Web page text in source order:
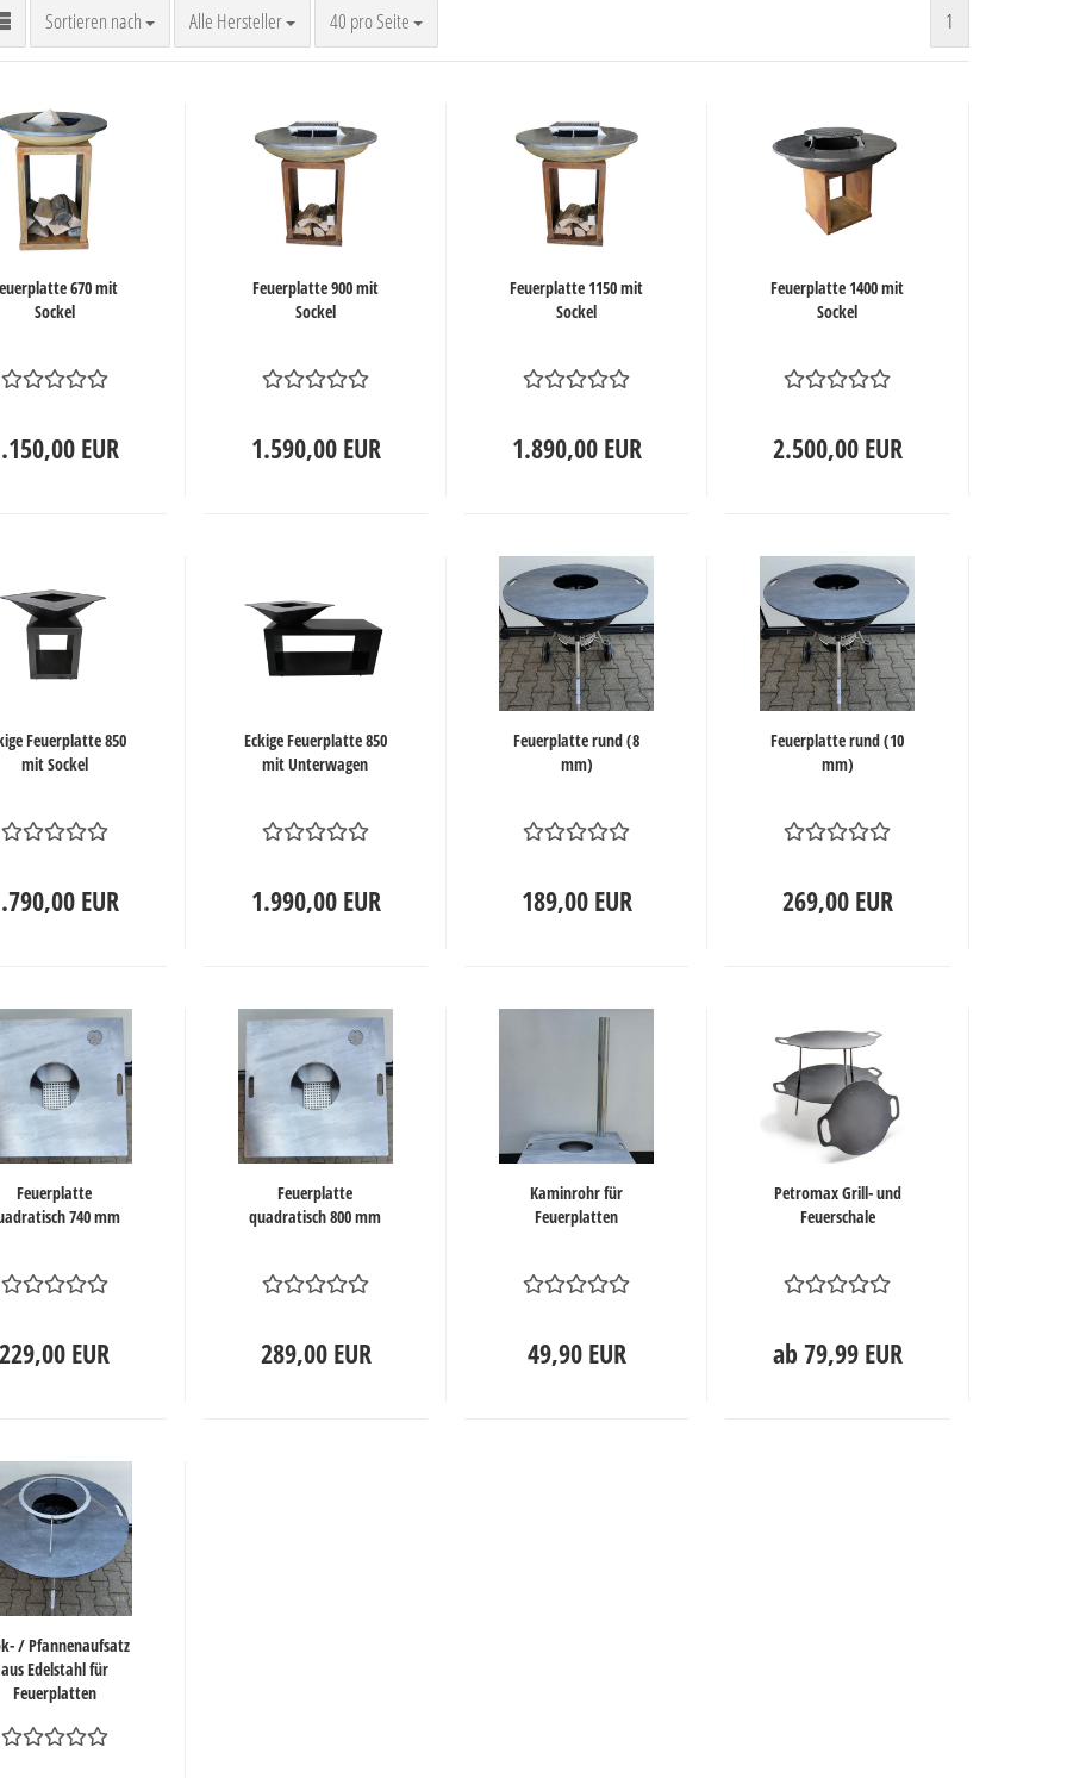
Sortieren nach
Sortieren nach Alle Hersteller 40 pro Seite
pro Seite 1
670 mit
Sockel
EUR
Feuerplatte 900 mit
Sockel
1.590,00 EUR
Feuerplatte 1150 mit
Sockel
1.890,00 EUR
Feuerplatte 1400 mit
Sockel
2.500,00 EUR
Feuerplatte 850
mit Sockel
EUR
Eckige Feuerplatte 850
mit Unterwagen
1.990,00 EUR
Feuerplatte rund (8
mm)
189,00 EUR
Feuerplatte rund (10
mm)
269,00 EUR
Feuerplatte
740 mm
229,00 EUR
Feuerplatte
quadratisch 800 mm
289,00 EUR
Kaminrohr für
Feuerplatten
49,90 EUR
Petromax Grill- und
Feuerschale
ab 79,99 EUR
/ Pfannenaufsatz
aus Edelstahl für
Feuerplatten